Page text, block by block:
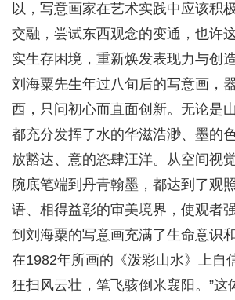
以，写意画家在艺术实践中应该积
交融，尝试东西观念的变通，也许
实生存困境，重新焕发表现力与创
刘海粟先生年过八旬后的写意画，
西，只问初心而直面创新。无论是
都充分发挥了水的华滋浩渺、墨的
放豁达、意的恣肆汪洋。从空间视
腕底笔端到丹青翰墨，都达到了观
语、相得益彰的审美境界，使观者
到刘海粟的写意画充满了生命意识
在1982年所画的《泼彩山水》上自
狂扫风云壮，笔飞骇倒米襄阳。”这